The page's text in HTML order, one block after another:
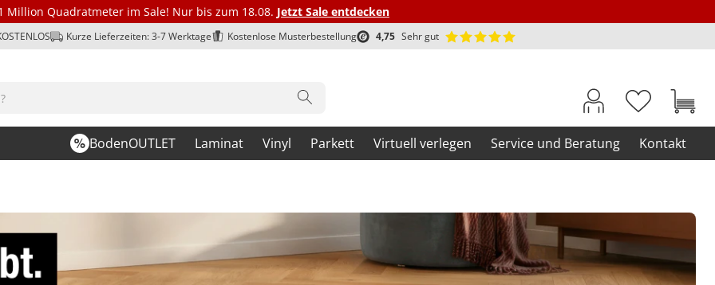
Million Quadratmeter im Sale! Nur bis zum 18.08. Jetzt Sale entdecken
Kurze Lieferzeiten: 3-7 Werktage Kostenlose Musterbestellung 4,75 Sehr gut
BodenOUTLET Laminat Vinyl Parkett Virtuell verlegen Service und Beratung Kontakt